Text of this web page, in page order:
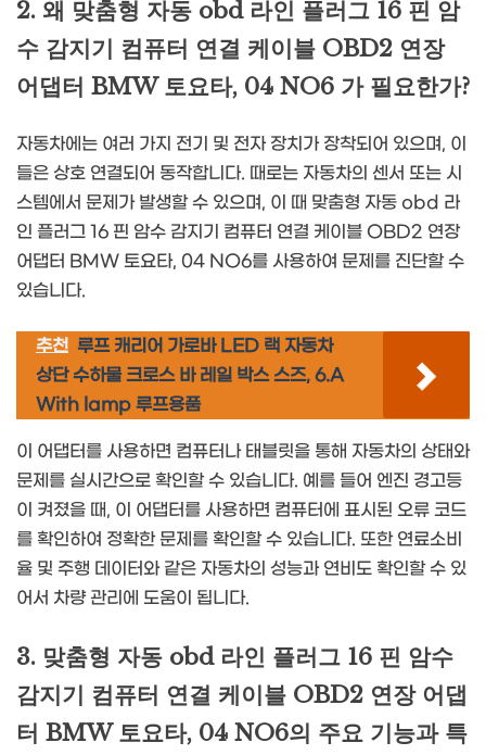
2. 왜 맞춤형 자동 obd 라인 플러그 16 핀 암
수 감지기 컴퓨터 연결 케이블 OBD2 연장
어댑터 BMW 토요타, 04 NO6 가 필요한가?
자동차에는 여러 가지 전기 및 전자 장치가 장착되어 있으며, 이
들은 상호 연결되어 동작합니다. 때로는 자동차의 센서 또는 시
스템에서 문제가 발생할 수 있으며, 이 때 맞춤형 자동 obd 라
인 플러그 16 핀 암수 감지기 컴퓨터 연결 케이블 OBD2 연장
어댑터 BMW 토요타, 04 NO6를 사용하여 문제를 진단할 수
있습니다.
추천 루프 캐리어 가로바 LED 랙 자동차
상단 수하물 크로스 바 레일 박스 스즈, 6.A
With lamp 루프용품
이 어댑터를 사용하면 컴퓨터나 태블릿을 통해 자동차의 상태와
문제를 실시간으로 확인할 수 있습니다. 예를 들어 엔진 경고등
이 켜졌을 때, 이 어댑터를 사용하면 컴퓨터에 표시된 오류 코드
를 확인하여 정확한 문제를 확인할 수 있습니다. 또한 연료소비
율 및 주행 데이터와 같은 자동차의 성능과 연비도 확인할 수 있
어서 차량 관리에 도움이 됩니다.
3. 맞춤형 자동 obd 라인 플러그 16 핀 암수
감지기 컴퓨터 연결 케이블 OBD2 연장 어댑
터 BMW 토요타, 04 NO6의 주요 기능과 특